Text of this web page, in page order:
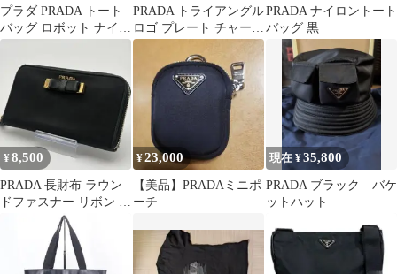
プラダ PRADA トート
バッグ ロボット ナイロ
ン 三角ロゴ Ａ4可能
PRADA トライアングル
ロゴ プレート チャーム
ゴールド
PRADA ナイロントート
バッグ 黒
¥8,500
PRADA 長財布 ラウン
ドファスナー リボン ブ
ラック ナイロン
¥23,000
【美品】PRADAミニポ
ーチ
現在 ¥35,800
PRADA ブラック バケ
ットハット